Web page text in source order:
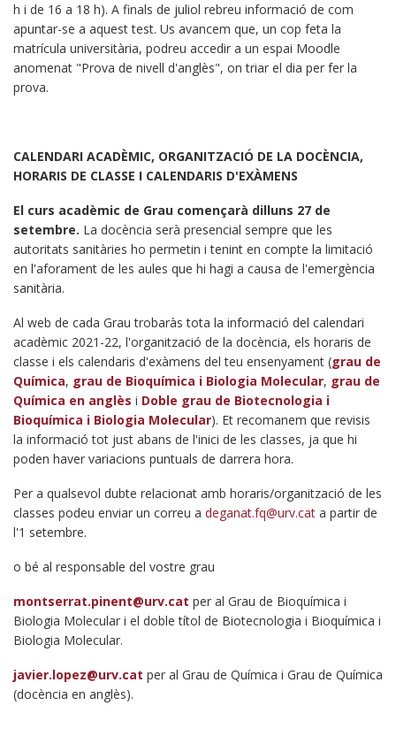
h i de 16 a 18 h). A finals de juliol rebreu informació de com
apuntar-se a aquest test. Us avancem que, un cop feta la
matrícula universitària, podreu accedir a un espai Moodle
anomenat "Prova de nivell d'anglès", on triar el dia per fer la
prova.
CALENDARI ACADÈMIC, ORGANITZACIÓ DE LA DOCÈNCIA,
HORARIS DE CLASSE I CALENDARIS D'EXÀMENS
El curs acadèmic de Grau començarà dilluns 27 de
setembre. La docència serà presencial sempre que les
autoritats sanitàries ho permetin i tenint en compte la limitació
en l'aforament de les aules que hi hagi a causa de l'emergència
sanitària.
Al web de cada Grau trobaràs tota la informació del calendari
acadèmic 2021-22, l'organització de la docència, els horaris de
classe i els calendaris d'exàmens del teu ensenyament (grau de
Química, grau de Bioquímica i Biologia Molecular, grau de
Química en anglès i Doble grau de Biotecnologia i
Bioquímica i Biologia Molecular). Et recomanem que revisis
la informació tot just abans de l'inici de les classes, ja que hi
poden haver variacions puntuals de darrera hora.
Per a qualsevol dubte relacionat amb horaris/organització de les
classes podeu enviar un correu a deganat.fq@urv.cat a partir de
l'1 setembre.
o bé al responsable del vostre grau
montserrat.pinent@urv.cat per al Grau de Bioquímica i
Biologia Molecular i el doble títol de Biotecnologia i Bioquímica i
Biologia Molecular.
javier.lopez@urv.cat per al Grau de Química i Grau de Química
(docència en anglès).